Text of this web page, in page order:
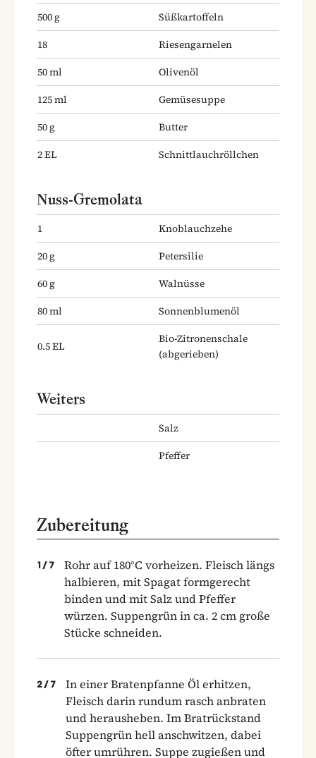
500g
Süßkartoffeln
18
Riesengarnelen
50ml
Olivenöl
125ml
Gemüsesuppe
50g
Butter
2EL Schnittlauchröllchen
Nuss-Gremolata
1
Knoblauchzehe
20g
Petersilie
60g
Walnüsse
80ml Sonnenblumenöl
0.5EL
Bio-Zitronenschale
(abgerieben)
Weiters
Salz
Pfeffer
Zubereitung
1 / 7
Rohr auf 180°C vorheizen. Fleisch längs
halbieren, mit Spagat formgerecht
binden und mit Salz und Pfeffer
würzen. Suppengrün in ca. 2 cm große
Stücke schneiden.
2 / 7
In einer Bratenpfanne Öl erhitzen,
Fleisch darin rundum rasch anbraten
und herausheben. Im Bratrückstand
Suppengrün hell anschwitzen, dabei
öfter umrühren. Suppe zugießen und